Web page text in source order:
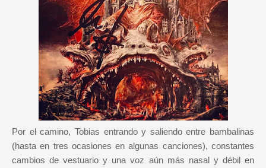
Por el camino, Tobias entrando y saliendo entre bambalinas
(hasta en tres ocasiones en algunas canciones), constantes
cambios de vestuario y una voz aún más nasal y débil en